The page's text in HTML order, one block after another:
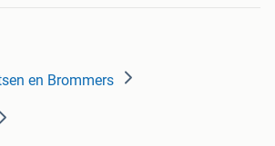
en Brommers